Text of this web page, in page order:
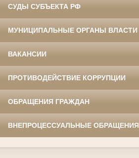
СУДЫ СУБЪЕКТА РФ
МУНИЦИПАЛЬНЫЕ ОРГАНЫ ВЛАСТИ
ВАКАНСИИ
ПРОТИВОДЕЙСТВИЕ КОРРУПЦИИ
ОБРАЩЕНИЯ ГРАЖДАН
ВНЕПРОЦЕССУАЛЬНЫЕ ОБРАЩЕНИЯ